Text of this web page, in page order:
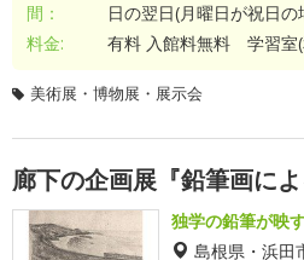
間：
日の翌日(月曜日が祝日
料金:
有料 入館料無料 学習室
美術展・博物展・展示会
廊下の企画展『鉛筆画によ
独学の鉛筆が映
島根県・浜田